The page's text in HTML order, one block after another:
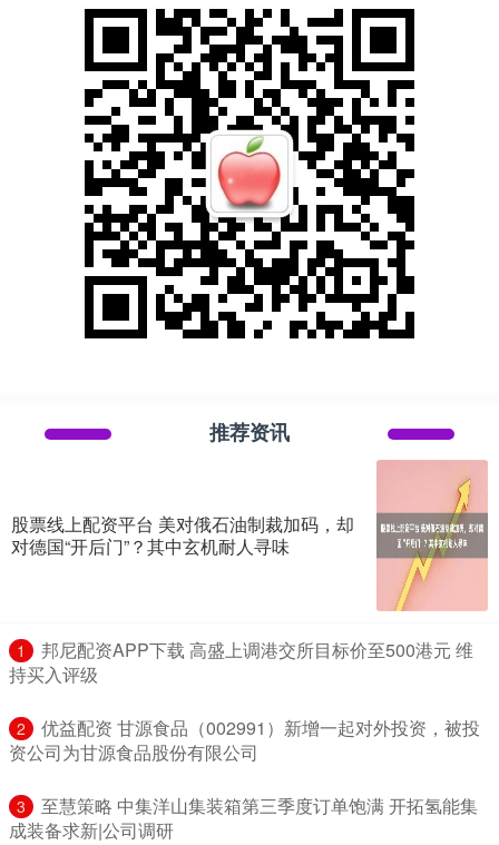
推荐资讯
股票线上配资平台 美对俄石油制裁加码，却
对德国“开后门”？其中玄机耐人寻味
1
​邦尼配资APP下载 高盛上调港交所目标价至500港元 维
持买入评级
2
​优益配资 甘源食品（002991）新增一起对外投资，被投
资公司为甘源食品股份有限公司
3
​至慧策略 中集洋山集装箱第三季度订单饱满 开拓氢能集
成装备求新|公司调研